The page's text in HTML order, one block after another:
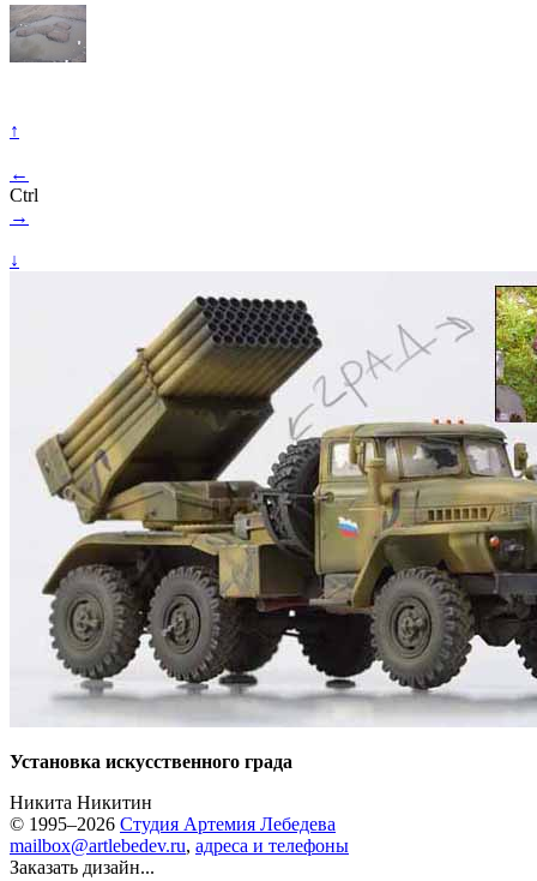
↑
←
Ctrl
→
↓
Установка искусственного града
Никита Никитин
© 1995–2026 Студия Артемия Лебедева
mailbox@artlebedev.ru, адреса и телефоны
Заказать дизайн...